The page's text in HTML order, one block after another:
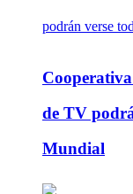
de TV
Mundial